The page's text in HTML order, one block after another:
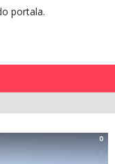
portala.
0